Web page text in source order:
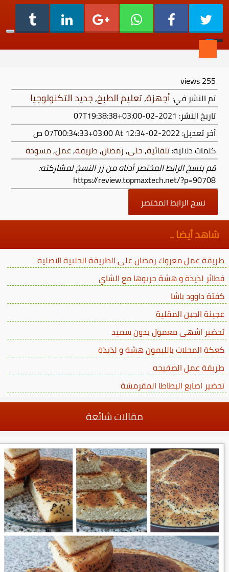
255
views
تم النشر في: أجهزة,تعليم الطبخ,جديد التكنولوجيا
تاريخ النشر: 2021-02-07T19:38:38+03:00
آخر تعديل: 2022-02-07T00:34:33+03:00
At 12:34 ص
كلمات دلالية:تلقائية,حلى,رمضان,طريقة,عمل,مسودة
قم بنسخ الرابط المختصر أدناه من زر النسخ لمشاركته:
https://review.topmaxtech.net/?p=90708
نسخ الرابط المختصر
شاهد أيضا ..
طريقة عمل معروك رمضان على الطريقة الحلبية الاصلية
فطائر لذيذة و هشة جربوها مع الشاي
كفتة داوود باشا
عجينة الجبن المقلية
تحضير اشهى معمول بدون سميد
كعكة المحلات بالليمون هشة و لذيذة
طريقة عمل الصفيحه
تحضير اصابع البطاطا المقرمشة
مقالات شائعة